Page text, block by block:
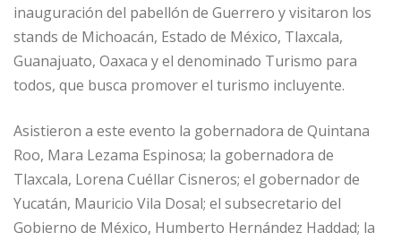
inauguración del pabellón de Guerrero y visitaron los
stands de Michoacán, Estado de México, Tlaxcala,
Guanajuato, Oaxaca y el denominado Turismo para
todos, que busca promover el turismo incluyente.
Asistieron a este evento la gobernadora de Quintana
Roo, Mara Lezama Espinosa; la gobernadora de
Tlaxcala, Lorena Cuéllar Cisneros; el gobernador de
Yucatán, Mauricio Vila Dosal; el subsecretario del
Gobierno de México, Humberto Hernández Haddad; la